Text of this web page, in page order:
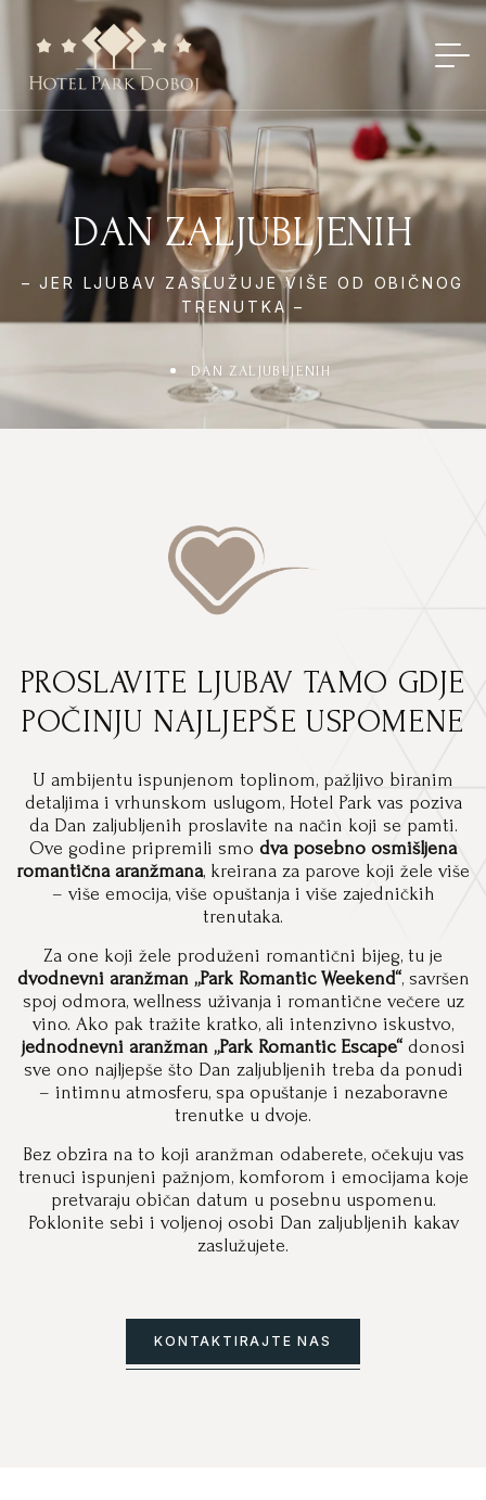
DAN ZALJUBLJENIH
– JER LJUBAV ZASLUŽUJE VIŠE OD OBIČNOG
TRENUTKA –
DAN ZALJUBLJENIH
PROSLAVITE LJUBAV TAMO GDJE
POČINJU NAJLJEPŠE USPOMENE
U ambijentu ispunjenom toplinom, pažljivo biranim
detaljima i vrhunskom uslugom, Hotel Park vas poziva
da Dan zaljubljenih proslavite na način koji se pamti.
Ove godine pripremili smo dva posebno osmišljena
romantična aranžmana, kreirana za parove koji žele više
– više emocija, više opuštanja i više zajedničkih
trenutaka.
Za one koji žele produženi romantični bijeg, tu je
dvodnevni aranžman „Park Romantic Weekend“, savršen
spoj odmora, wellness uživanja i romantične večere uz
vino. Ako pak tražite kratko, ali intenzivno iskustvo,
jednodnevni aranžman „Park Romantic Escape“donosi
sve ono najljepše što Dan zaljubljenih treba da ponudi
– intimnu atmosferu, spa opuštanje i nezaboravne
trenutke u dvoje.
Bez obzira na to koji aranžman odaberete, očekuju vas
trenuci ispunjeni pažnjom, komforom i emocijama koje
pretvaraju običan datum u posebnu uspomenu.
Poklonite sebi i voljenoj osobi Dan zaljubljenih kakav
zaslužujete.
KONTAKTIRAJTE NAS